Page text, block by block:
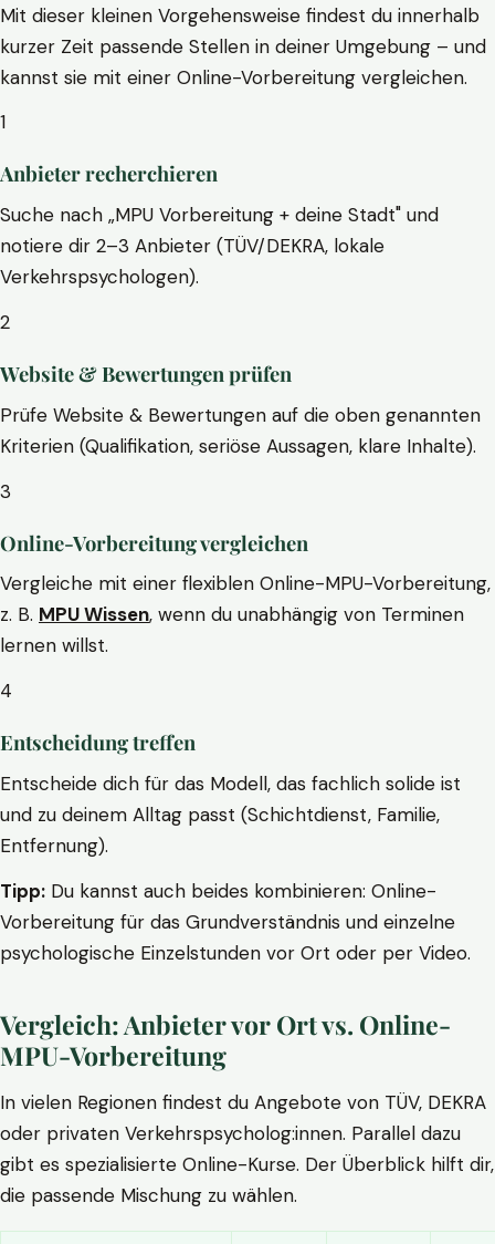
Mit dieser kleinen Vorgehensweise findest du innerhalb
kurzer Zeit passende Stellen in deiner Umgebung – und
kannst sie mit einer Online-Vorbereitung vergleichen.
1
Anbieter recherchieren
Suche nach „MPU Vorbereitung + deine Stadt" und
notiere dir 2–3 Anbieter (TÜV/DEKRA, lokale
Verkehrspsychologen).
2
Website & Bewertungen prüfen
Prüfe Website & Bewertungen auf die oben genannten
Kriterien (Qualifikation, seriöse Aussagen, klare Inhalte).
3
Online-Vorbereitung vergleichen
Vergleiche mit einer flexiblen Online-MPU-Vorbereitung,
z. B. MPU Wissen, wenn du unabhängig von Terminen
lernen willst.
4
Entscheidung treffen
Entscheide dich für das Modell, das fachlich solide ist
und zu deinem Alltag passt (Schichtdienst, Familie,
Entfernung).
Tipp: Du kannst auch beides kombinieren: Online-
Vorbereitung für das Grundverständnis und einzelne
psychologische Einzelstunden vor Ort oder per Video.
Vergleich: Anbieter vor Ort vs. Online-
MPU-Vorbereitung
In vielen Regionen findest du Angebote von TÜV, DEKRA
oder privaten Verkehrspsycholog:innen. Parallel dazu
gibt es spezialisierte Online-Kurse. Der Überblick hilft dir,
die passende Mischung zu wählen.